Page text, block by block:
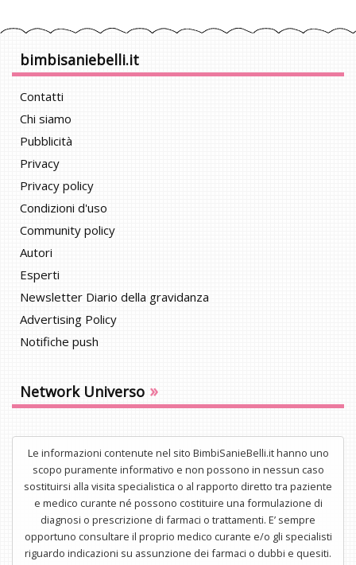
bimbisaniebelli.it
Contatti
Chi siamo
Pubblicità
Privacy
Privacy policy
Condizioni d'uso
Community policy
Autori
Esperti
Newsletter Diario della gravidanza
Advertising Policy
Notifiche push
Network Universo »
Le informazioni contenute nel sito BimbiSanieBelli.it hanno uno
scopo puramente informativo e non possono in nessun caso
sostituirsi alla visita specialistica o al rapporto diretto tra paziente
e medico curante né possono costituire una formulazione di
diagnosi o prescrizione di farmaci o trattamenti. E’ sempre
opportuno consultare il proprio medico curante e/o gli specialisti
riguardo indicazioni su assunzione dei farmaci o dubbi e quesiti.